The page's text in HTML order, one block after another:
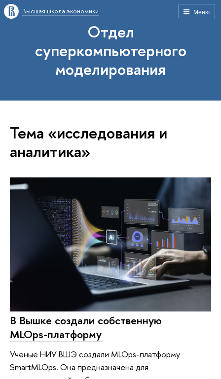
Меню
Высшая школа экономики
Отдел
суперкомпьютерного
моделирования
Тема «исследования и
аналитика»
В Вышке создали собственную
MLOps-платформу
Ученые НИУ ВШЭ создали MLOps-платформу
SmartMLOps. Она предназначена для